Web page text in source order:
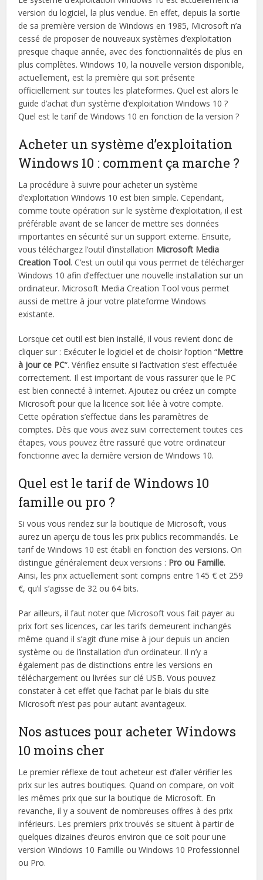
version du logiciel, la plus vendue. En effet, depuis la sortie
de sa première version de Windows en 1985, Microsoft n’a
cessé de proposer de nouveaux systèmes d’exploitation
presque chaque année, avec des fonctionnalités de plus en
plus complètes. Windows 10, la nouvelle version disponible,
actuellement, est la première qui soit présente
officiellement sur toutes les plateformes. Quel est alors le
guide d’achat d’un système d’exploitation Windows 10 ?
Quel est le tarif de Windows 10 en fonction de la version ?
Acheter un système d’exploitation
Windows 10 : comment ça marche ?
La procédure à suivre pour acheter un système
d’exploitation Windows 10 est bien simple. Cependant,
comme toute opération sur le système d’exploitation, il est
préférable avant de se lancer de mettre ses données
importantes en sécurité sur un support externe. Ensuite,
vous téléchargez l’outil d’installation Microsoft Media
Creation Tool. C’est un outil qui vous permet de télécharger
Windows 10 afin d’effectuer une nouvelle installation sur un
ordinateur. Microsoft Media Creation Tool vous permet
aussi de mettre à jour votre plateforme Windows
existante.
Lorsque cet outil est bien installé, il vous revient donc de
cliquer sur : Exécuter le logiciel et de choisir l’option “Mettre
à jour ce PC“. Vérifiez ensuite si l’activation s’est effectuée
correctement. Il est important de vous rassurer que le PC
est bien connecté à internet. Ajoutez ou créez un compte
Microsoft pour que la licence soit liée à votre compte.
Cette opération s’effectue dans les paramètres de
comptes. Dès que vous avez suivi correctement toutes ces
étapes, vous pouvez être rassuré que votre ordinateur
fonctionne avec la dernière version de Windows 10.
Quel est le tarif de Windows 10
famille ou pro ?
Si vous vous rendez sur la boutique de Microsoft, vous
aurez un aperçu de tous les prix publics recommandés. Le
tarif de Windows 10 est établi en fonction des versions. On
distingue généralement deux versions : Pro ou Famille.
Ainsi, les prix actuellement sont compris entre 145 € et 259
€, qu’il s’agisse de 32 ou 64 bits.
Par ailleurs, il faut noter que Microsoft vous fait payer au
prix fort ses licences, car les tarifs demeurent inchangés
même quand il s’agit d’une mise à jour depuis un ancien
système ou de l’installation d’un ordinateur. Il n’y a
également pas de distinctions entre les versions en
téléchargement ou livrées sur clé USB. Vous pouvez
constater à cet effet que l’achat par le biais du site
Microsoft n’est pas pour autant avantageux.
Nos astuces pour acheter Windows
10 moins cher
Le premier réflexe de tout acheteur est d’aller vérifier les
prix sur les autres boutiques. Quand on compare, on voit
les mêmes prix que sur la boutique de Microsoft. En
revanche, il y a souvent de nombreuses offres à des prix
inférieurs. Les premiers prix trouvés se situent à partir de
quelques dizaines d’euros environ que ce soit pour une
version Windows 10 Famille ou Windows 10 Professionnel
ou Pro.